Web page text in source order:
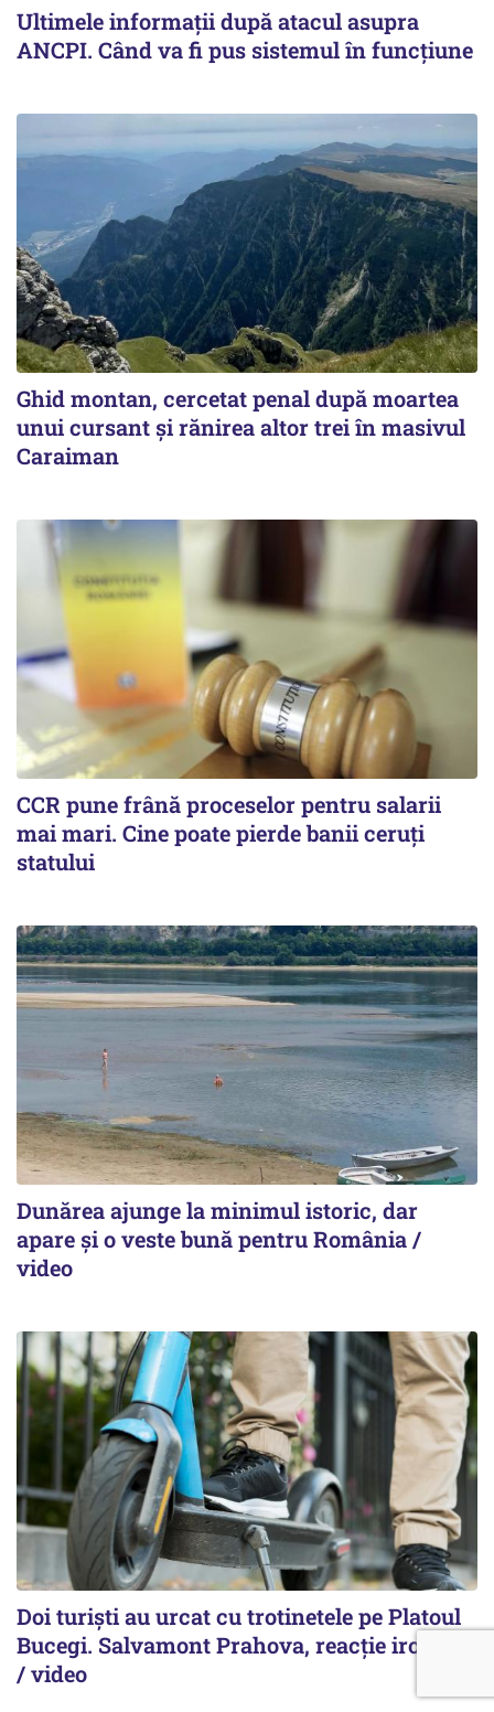
Ultimele informații după atacul asupra
ANCPI. Când va fi pus sistemul în funcțiune
Ghid montan, cercetat penal după moartea
unui cursant și rănirea altor trei în masivul
Caraiman
CCR pune frână proceselor pentru salarii
mai mari. Cine poate pierde banii ceruți
statului
Dunărea ajunge la minimul istoric, dar
apare și o veste bună pentru România /
video
Doi turiști au urcat cu trotinetele pe Platoul
Bucegi. Salvamont Prahova, reacție ironică
/ video